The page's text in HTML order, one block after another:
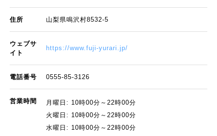
住所 山梨県鳴沢村8532-5
ウェブサ
イト
https://www.fuji-yurari.jp/
電話番号 0555-85-3126
営業時間
月曜日: 10時00分～22時00分
火曜日: 10時00分～22時00分
水曜日: 10時00分～22時00分